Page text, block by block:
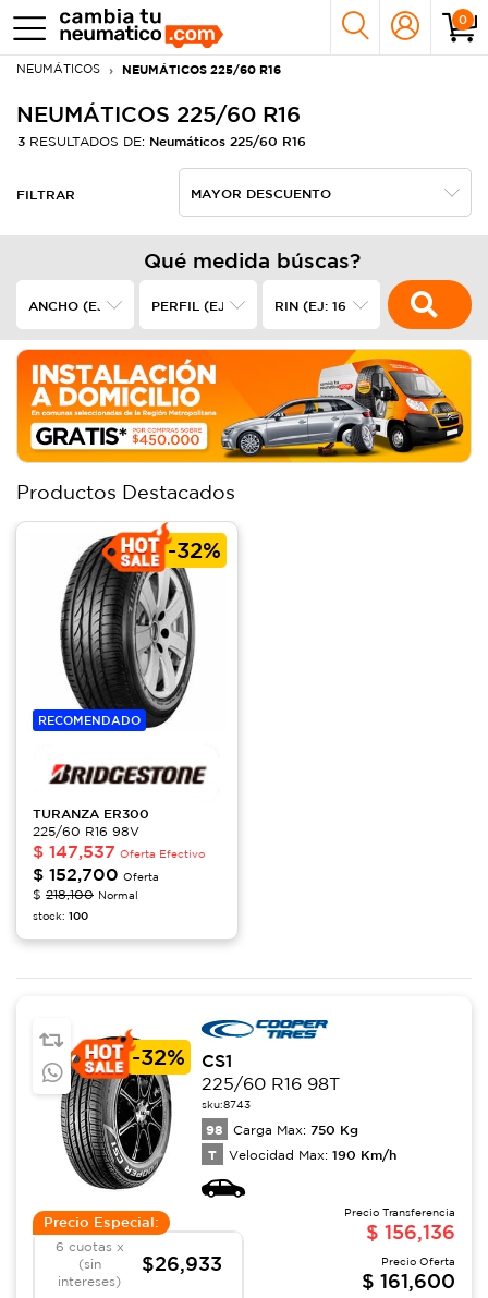
0
NEUMÁTICOS NEUMÁTICOS 225/60 R16
NEUMÁTICOS 225/60 R16
3 RESULTADOS DE: Neumáticos 225/60 R16
FILTRAR
Qué medida búscas?
Productos Destacados
-32%
RECOMENDADO
TURANZA ER300
225/60 R16 98V
$ 147,537 Oferta Efectivo
$ 152,700 Oferta
$ 218,100 Normal
stock: 100
-32%
CS1
225/60 R16 98T
sku:8743
98 Carga Max: 750 Kg
T Velocidad Max: 190 Km/h
Precio Especial:
6 cuotas x
(sin
intereses)
$26,933
Precio Transferencia
$ 156,136
Precio Oferta
$ 161,600